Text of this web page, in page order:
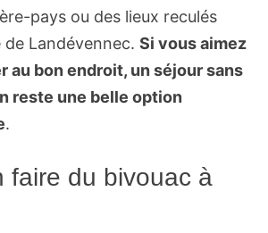
pays ou des lieux reculés
de Landévennec. Si vous aimez
au bon endroit, un séjour sans
reste une belle option
.
du bivouac à